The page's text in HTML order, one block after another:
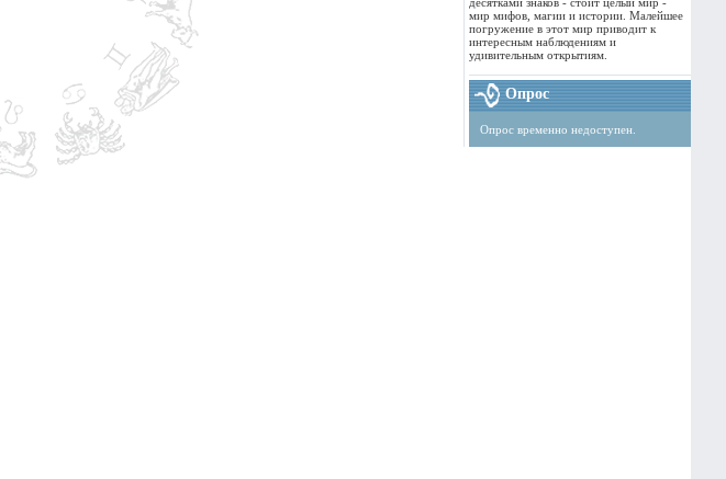
мир мифов, магии и истории. Малейшее
погружение в этот мир приводит к
интересным наблюдениям и
удивительным открытиям.
Опрос
Опрос временно недоступен.